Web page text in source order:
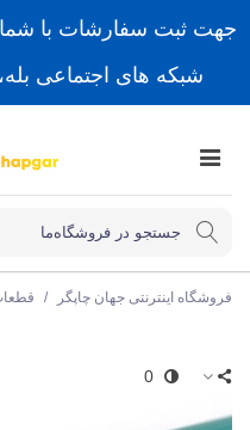
جهت ثبت سفارشات با
شبکه های اجتماعی بله،
فروشگاه اینترنتی جهان چاپگر /
0